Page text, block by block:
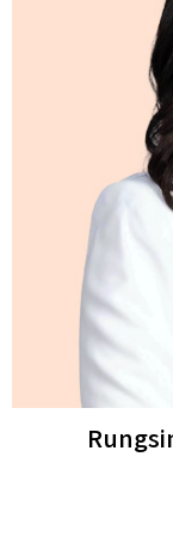
M.D.と